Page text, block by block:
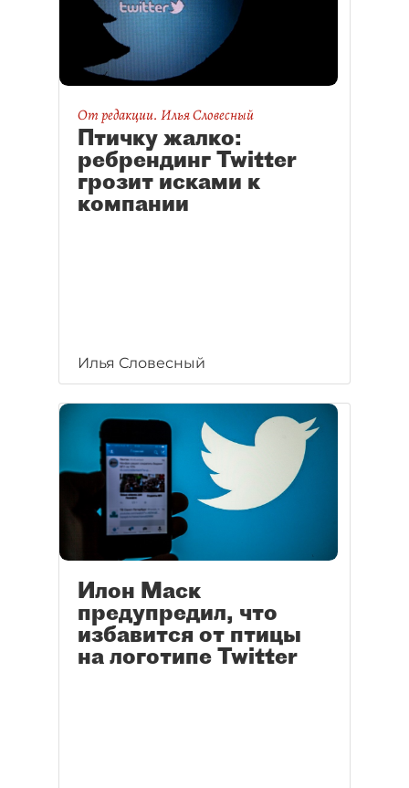
От редакции. Илья Словесный
Птичку жалко:
ребрендинг Twitter
грозит исками к
компании
Илья Словесный
Илон Маск
предупредил, что
избавится от птицы
на логотипе Twitter